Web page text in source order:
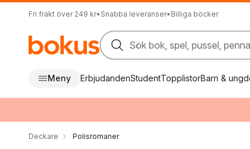
Fri frakt över 249 kr• Snabba leveranser• Billiga böcker
Sök bok, spel, pussel,
Meny ErbjudandenStudentTopplistorBarn &
Deckare Polisromaner